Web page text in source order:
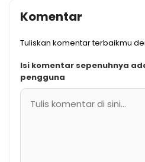
Komentar
Tuliskan komentar terbaikmu
Isi komentar sepenuhnya
pengguna